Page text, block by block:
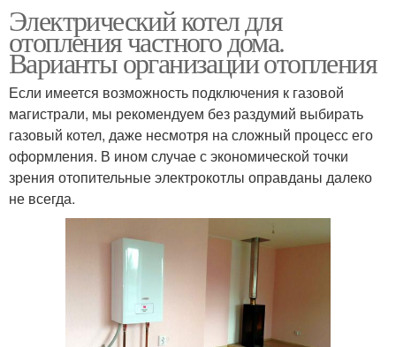
Электрический котел для
отопления частного дома.
Варианты организации отопления
Если имеется возможность подключения к газовой
магистрали, мы рекомендуем без раздумий выбирать
газовый котел, даже несмотря на сложный процесс его
оформления. В ином случае с экономической точки
зрения отопительные электрокотлы оправданы далеко
не всегда.